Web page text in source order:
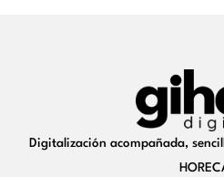
Digitalización acompañada,